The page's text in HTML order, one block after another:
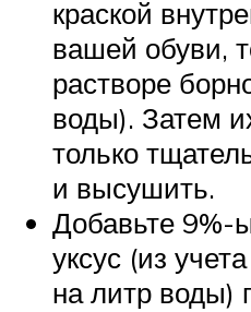
краской
вашей обуви,
растворе
воды). Затем
только
и высушить.
Добавьте 9%-
уксус (из
на литр воды)